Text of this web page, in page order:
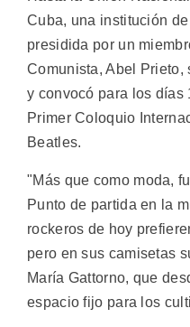
Cuba, una institución
presidida por un
Comunista, Abel Prieto,
y convocó para los días
Primer Coloquio
Beatles.
"Más que como moda,
Punto de partida en la
rockeros de hoy
pero en sus camisetas
María Gattorno, que
espacio fijo para los